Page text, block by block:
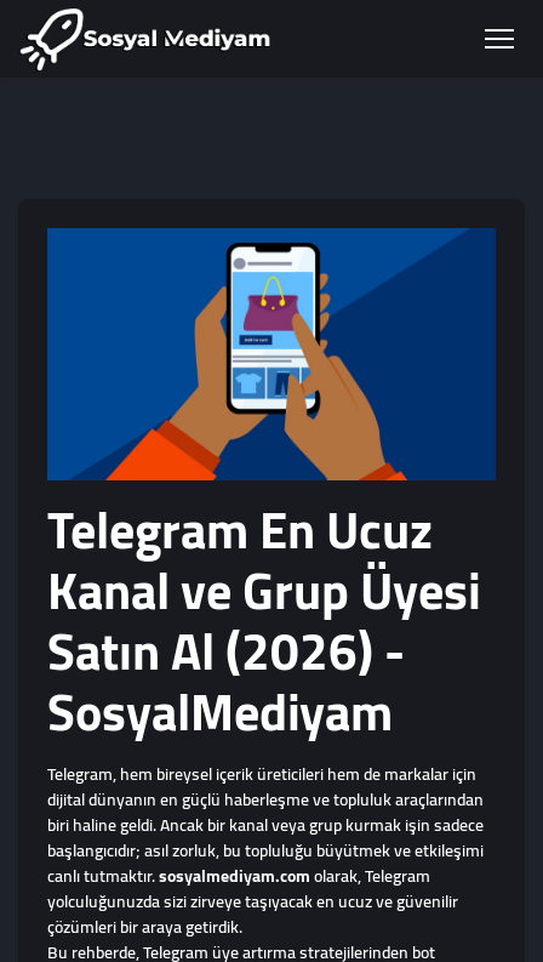
Telegram En Ucuz
Kanal ve Grup Üyesi
Satın Al (2026) -
SosyalMediyam
Telegram, hem bireysel içerik üreticileri hem de markalar için
dijital dünyanın en güçlü haberleşme ve topluluk araçlarından
biri haline geldi. Ancak bir kanal veya grup kurmak işin sadece
başlangıcıdır; asıl zorluk, bu topluluğu büyütmek ve etkileşimi
canlı tutmaktır.sosyalmediyam.comolarak, Telegram
yolculuğunuzda sizi zirveye taşıyacak en ucuz ve güvenilir
çözümleri bir araya getirdik.
Bu rehberde, Telegram üye artırma stratejilerinden bot